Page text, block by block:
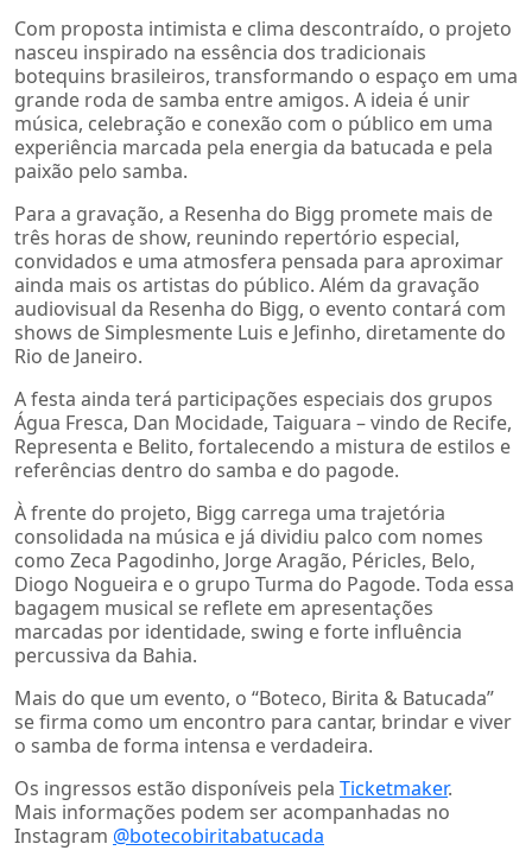
Com proposta intimista e clima descontraído, o projeto
nasceu inspirado na essência dos tradicionais
botequins brasileiros, transformando o espaço em uma
grande roda de samba entre amigos. A ideia é unir
música, celebração e conexão com o público em uma
experiência marcada pela energia da batucada e pela
paixão pelo samba.
Para a gravação, a Resenha do Bigg promete mais de
três horas de show, reunindo repertório especial,
convidados e uma atmosfera pensada para aproximar
ainda mais os artistas do público. Além da gravação
audiovisual da Resenha do Bigg, o evento contará com
shows de Simplesmente Luis e Jefinho, diretamente do
Rio de Janeiro.
A festa ainda terá participações especiais dos grupos
Água Fresca, Dan Mocidade, Taiguara – vindo de Recife,
Representa e Belito, fortalecendo a mistura de estilos e
referências dentro do samba e do pagode.
À frente do projeto, Bigg carrega uma trajetória
consolidada na música e já dividiu palco com nomes
como Zeca Pagodinho, Jorge Aragão, Péricles, Belo,
Diogo Nogueira e o grupo Turma do Pagode. Toda essa
bagagem musical se reflete em apresentações
marcadas por identidade, swing e forte influência
percussiva da Bahia.
Mais do que um evento, o “Boteco, Birita & Batucada”
se firma como um encontro para cantar, brindar e viver
o samba de forma intensa e verdadeira.
Os ingressos estão disponíveis pela Ticketmaker.
Mais informações podem ser acompanhadas no
Instagram @botecobiritabatucada